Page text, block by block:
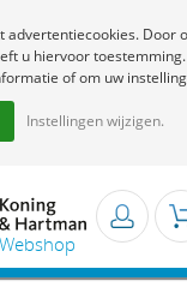
advertentiecookies. Door
u hiervoor toestemming.
of om uw
Instellingen wijzigen.